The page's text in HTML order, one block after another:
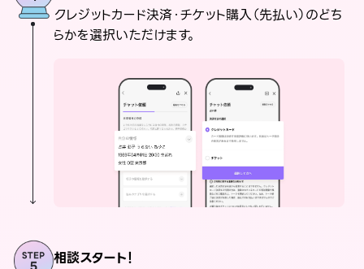
クレジットカード決済・チケット購入（先払い）のどち
らかを選択いただけます。
相談スタート！